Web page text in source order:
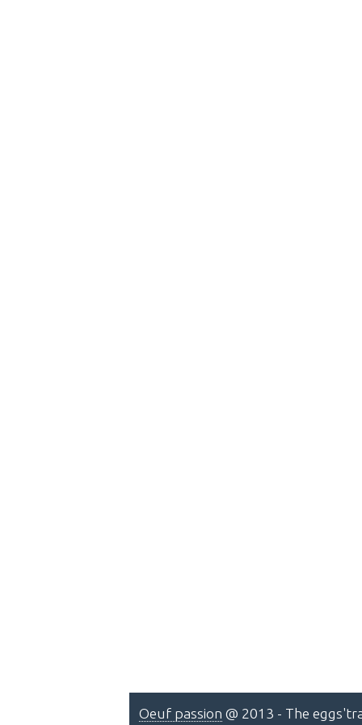
Oeuf passion @ 2013 - The